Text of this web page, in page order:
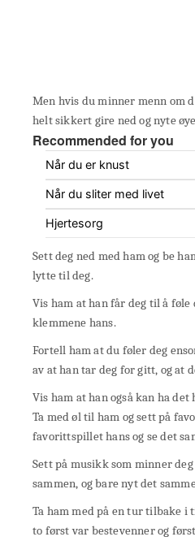
Men hvis du minner menn om
helt sikkert gire ned og nyte
Recommended for you
Når du er knust
Når du sliter med livet
Hjertesorg
Sett deg ned med ham og be
lytte til deg.
Vis ham at han får deg til å føle
klemmene hans.
Fortell ham at du føler deg
av at han tar deg for gitt, og
Vis ham at han også kan ha det
Ta med øl til ham og sett på
favorittspillet hans og se det
Sett på musikk som minner
sammen, og bare nyt det
Ta ham med på en tur tilbake i
to først var bestevenner og